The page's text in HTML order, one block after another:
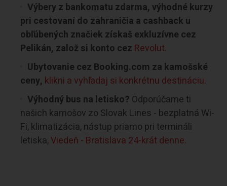
Výbery z bankomatu zdarma, výhodné kurzy
pri cestovaní do zahraničia a cashback u
obľúbených značiek získaš exkluzívne cez
Pelikán, založ si konto cez Revolut.
Ubytovanie cez Booking.com za kamošské
ceny, klikni a vyhľadaj si konkrétnu destináciu.
Výhodný bus na letisko? Odporúčame ti
našich kamošov zo Slovak Lines - bezplatná Wi-
Fi, klimatizácia, nástup priamo pri termináli
letiska,Viedeň - Bratislava 24-krát denne.